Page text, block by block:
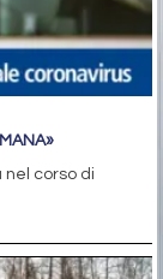
nel corso di